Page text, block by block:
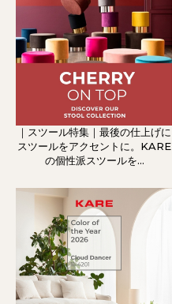
｜スツール特集｜最後の仕上げに
スツールをアクセントに。KARE
の個性派スツールを...